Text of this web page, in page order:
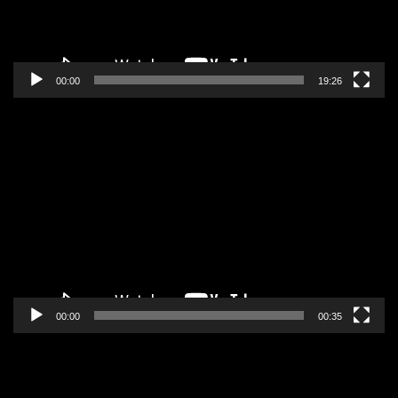
00:00 19:26
00:00 00:35